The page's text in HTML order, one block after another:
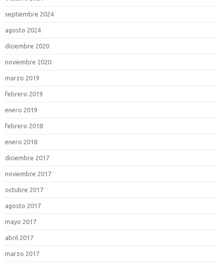
septiembre 2024
agosto 2024
diciembre 2020
noviembre 2020
marzo 2019
febrero 2019
enero 2019
febrero 2018
enero 2018
diciembre 2017
noviembre 2017
octubre 2017
agosto 2017
mayo 2017
abril 2017
marzo 2017